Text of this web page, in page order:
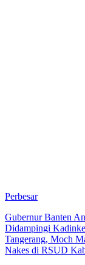
Perbesar
Gubernur Banten
Didampingi
Tangerang, Moch
Nakes di RSUD